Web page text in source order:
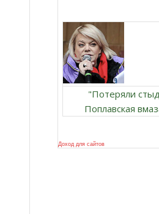
"Потеряли
Поплавская
Доход для сайтов